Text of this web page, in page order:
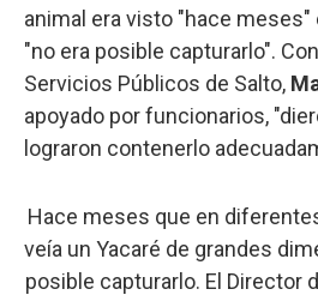
animal era visto "hace
"no era posible capturarlo".
Servicios Públicos de Salto,
apoyado por funcionarios,
lograron contenerlo
Hace meses que en
veía un Yacaré de grandes
posible capturarlo. El Director